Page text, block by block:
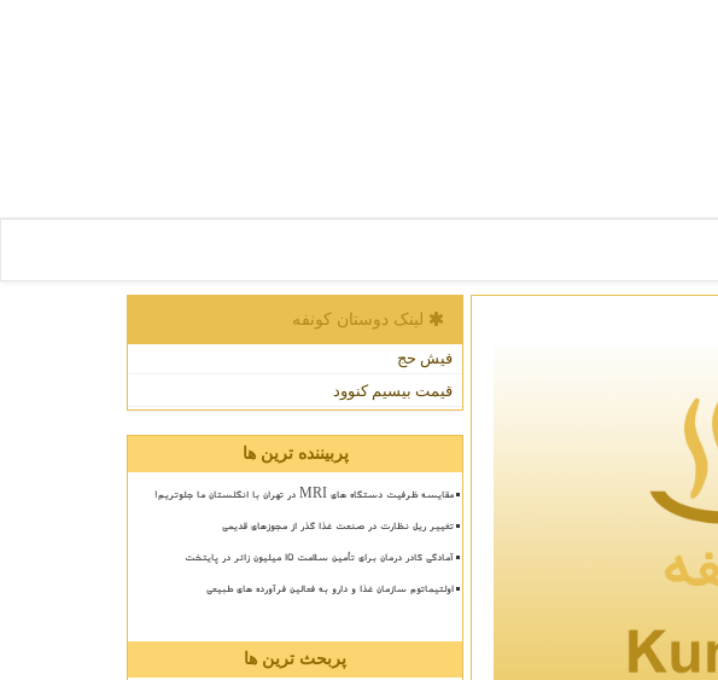
لینک دوستان كونفه
فیش حج
قیمت بیسیم کنوود
پربیننده ترین ها
مقایسه ظرفیت دستگاه های MRI در تهران با انگلستان ما جلوتریم!
تغییر ریل نظارت در صنعت غذا گذر از مجوزهای قدیمی
آمادگی کادر درمان برای تأمین سلامت 15 میلیون زائر در پایتخت
اولتیماتوم سازمان غذا و دارو به فعالین فرآورده های طبیعی
پربحث ترین ها